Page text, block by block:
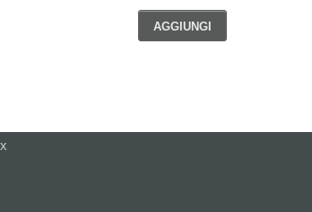
AGGIUNGI
x